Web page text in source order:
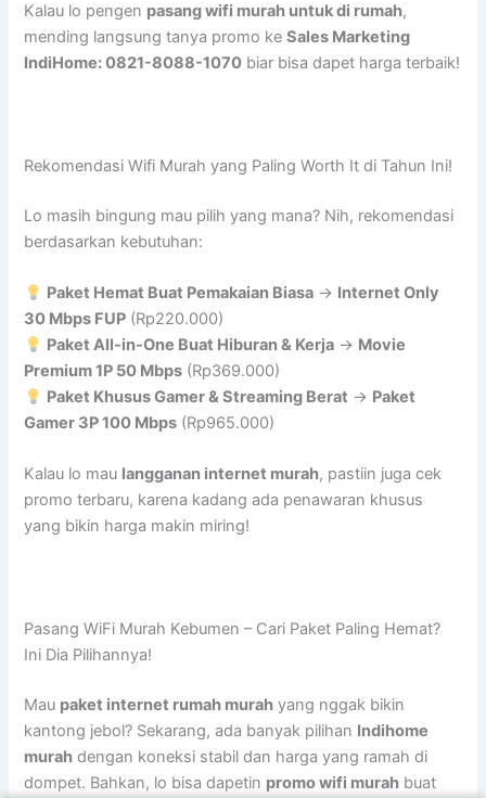
Kalau lo pengen pasang wifi murah untuk di rumah,
mending langsung tanya promo keSales Marketing
IndiHome: 0821-8088-1070 biar bisa dapet harga terbaik!
Rekomendasi Wifi Murah yang Paling Worth It di Tahun Ini!
Lo masih bingung mau pilih yang mana? Nih, rekomendasi
berdasarkan kebutuhan:
Paket Hemat Buat Pemakaian Biasa → Internet Only
30 Mbps FUP (Rp220.000)
Paket All-in-One Buat Hiburan & Kerja → Movie
Premium 1P 50 Mbps (Rp369.000)
Paket Khusus Gamer & Streaming Berat → Paket
Gamer 3P 100 Mbps (Rp965.000)
Kalau lo mau langganan internet murah, pastiin juga cek
promo terbaru, karena kadang ada penawaran khusus
yang bikin harga makin miring!
Pasang WiFi Murah Kebumen – Cari Paket Paling Hemat?
Ini Dia Pilihannya!
Mau paket internet rumah murah yang nggak bikin
kantong jebol? Sekarang, ada banyak pilihan Indihome
murah dengan koneksi stabil dan harga yang ramah di
dompet. Bahkan, lo bisa dapetin promo wifi murah buat